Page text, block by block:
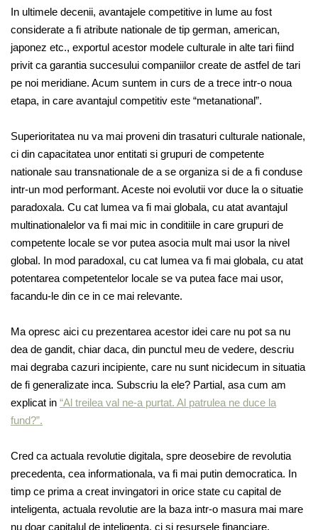
In ultimele decenii, avantajele competitive in lume au fost
considerate a fi atribute nationale de tip german, american,
japonez etc., exportul acestor modele culturale in alte tari fiind
privit ca garantia succesului companiilor create de astfel de tari
pe noi meridiane. Acum suntem in curs de a trece intr-o noua
etapa, in care avantajul competitiv este “metanational”.
Superioritatea nu va mai proveni din trasaturi culturale nationale,
ci din capacitatea unor entitati si grupuri de competente
nationale sau transnationale de a se organiza si de a fi conduse
intr-un mod performant. Aceste noi evolutii vor duce la o situatie
paradoxala. Cu cat lumea va fi mai globala, cu atat avantajul
multinationalelor va fi mai mic in conditiile in care grupuri de
competente locale se vor putea asocia mult mai usor la nivel
global. In mod paradoxal, cu cat lumea va fi mai globala, cu atat
potentarea competentelor locale se va putea face mai usor,
facandu-le din ce in ce mai relevante.
Ma opresc aici cu prezentarea acestor idei care nu pot sa nu
dea de gandit, chiar daca, din punctul meu de vedere, descriu
mai degraba cazuri incipiente, care nu sunt nicidecum in situatia
de fi generalizate inca. Subscriu la ele? Partial, asa cum am
explicat in “Al treilea val ne-a purtat. Al patrulea ne duce la
fund?”.
Cred ca actuala revolutie digitala, spre deosebire de revolutia
precedenta, cea informationala, va fi mai putin democratica. In
timp ce prima a creat invingatori in orice state cu capital de
inteligenta, actuala revolutie are la baza intr-o masura mai mare
nu doar capitalul de inteligenta, ci si resursele financiare.